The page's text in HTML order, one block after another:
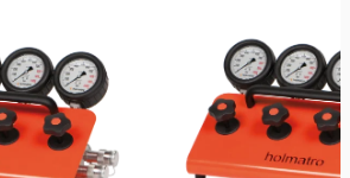
de
deseos